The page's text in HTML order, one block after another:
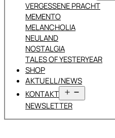
VERGESSENE PRACHT
MEMENTO
MELANCHOLIA
NEULAND
NOSTALGIA
TALES OF YESTERYEAR
SHOP
AKTUELL/NEWS
KONTAKT
öffnen
NEWSLETTER